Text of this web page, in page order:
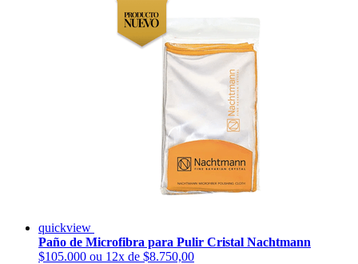
quickview
Paño de Microfibra para Pulir Cristal Nachtmann
$105.000 ou 12x de $8.750,00